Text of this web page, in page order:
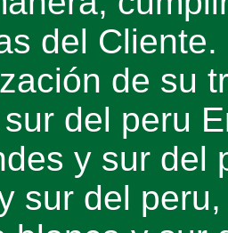
del
de su
del peru
y sur del
sur del